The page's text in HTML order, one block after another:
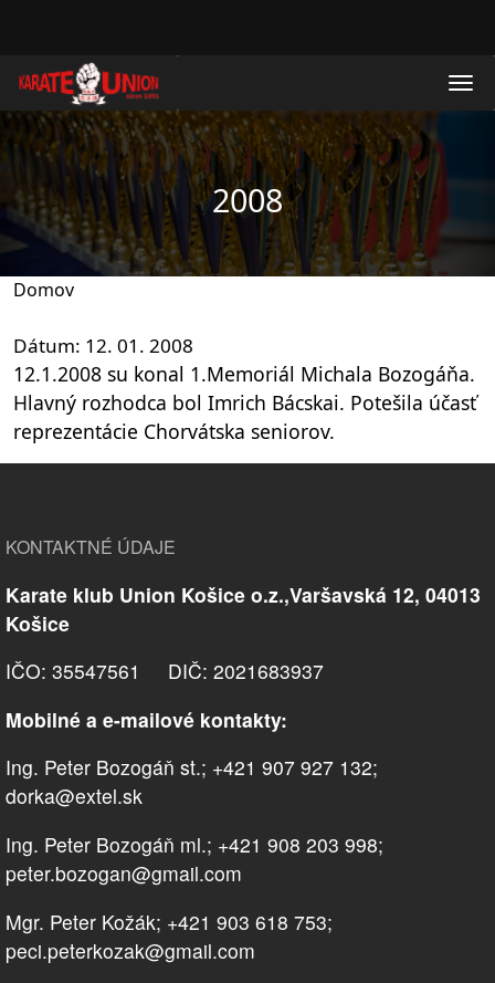
2008
Domov
Dátum 12. 01. 2008
12.1.2008 su konal 1.Memoriál Michala Bozogáňa.
Hlavný rozhodca bol Imrich Bácskai. Potešila účasť
reprezentácie Chorvátska seniorov.
KONTAKTNÉ ÚDAJE
Karate klub Union Košice o.z.,Varšavská 12, 04013
Košice
IČO: 35547561 DIČ: 2021683937
Mobilné a e-mailové kontakty:
Ing. Peter Bozogáň st.; +421 907 927 132;
dorka@extel.sk
Ing. Peter Bozogáň ml.; +421 908 203 998;
peter.bozogan@gmail.com
Mgr. Peter Kožák; +421 903 618 753;
peci.peterkozak@gmail.com